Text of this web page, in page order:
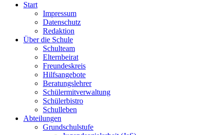
Start
Impressum
Datenschutz
Redaktion
Über die Schule
Schulteam
Elternbeirat
Freundeskreis
Hilfsangebote
Beratungslehrer
Schülermitverwaltung
Schülerbistro
Schulleben
Abteilungen
Grundschulstufe